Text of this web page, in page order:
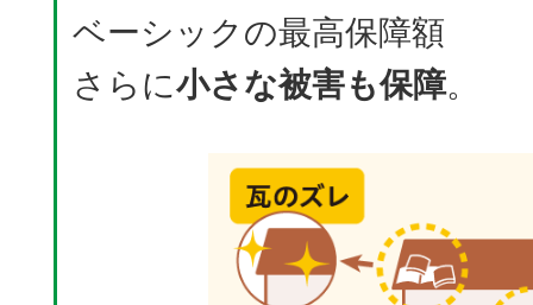
ベーシックの最高保障額
さらに小さな被害も保障。